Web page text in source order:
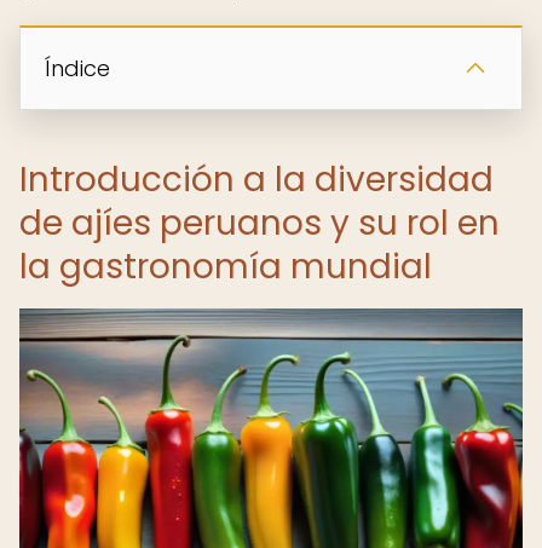
Índice
Introducción a la diversidad
de ajíes peruanos y su rol en
la gastronomía mundial